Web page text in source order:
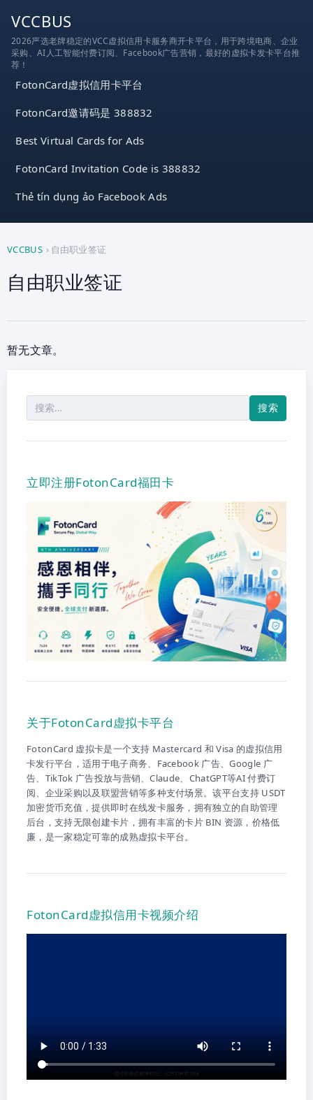
VCCBUS
2026严选老牌稳定的VCC虚拟信用卡服务商开卡平台，用于跨境电商、企业
采购、AI人工智能付费订阅、Facebook广告营销，最好的虚拟卡发卡平台推
荐！
FotonCard虚拟信用卡平台
FotonCard邀请码是 388832
Best Virtual Cards for Ads
FotonCard Invitation Code is 388832
Thẻ tín dụng ảo Facebook Ads
VCCBUS › 自由职业签证
自由职业签证
暂无文章。
索：
立即注册FotonCard福田卡
关于FotonCard虚拟卡平台
FotonCard 虚拟卡是一个支持 Mastercard 和 Visa 的虚拟信用
卡发行平台，适用于电子商务、Facebook 广告、Google 广
告、TikTok 广告投放与营销、Claude、ChatGPT等AI 付费订
阅、企业采购以及联盟营销等多种支付场景。该平台支持 USDT
加密货币充值，提供即时在线发卡服务，拥有独立的自助管理
后台，支持无限创建卡片，拥有丰富的卡片 BIN 资源，价格低
廉，是一家稳定可靠的成熟虚拟卡平台。
FotonCard虚拟信用卡视频介绍